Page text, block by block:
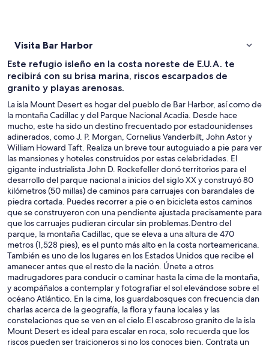
Visita Bar Harbor
Este refugio isleño en la costa noreste de E.U.A. te
recibirá con su brisa marina, riscos escarpados de
granito y playas arenosas.
La isla Mount Desert es hogar del pueblo de Bar Harbor, así como de
la montaña Cadillac y del Parque Nacional Acadia. Desde hace
mucho, este ha sido un destino frecuentado por estadounidenses
adinerados, como J. P. Morgan, Cornelius Vanderbilt, John Astor y
William Howard Taft. Realiza un breve tour autoguiado a pie para ver
las mansiones y hoteles construidos por estas celebridades. El
gigante industrialista John D. Rockefeller donó territorios para el
desarrollo del parque nacional a inicios del siglo XX y construyó 80
kilómetros (50 millas) de caminos para carruajes con barandales de
piedra cortada. Puedes recorrer a pie o en bicicleta estos caminos
que se construyeron con una pendiente ajustada precisamente para
que los carruajes pudieran circular sin problemas.Dentro del
parque, la montaña Cadillac, que se eleva a una altura de 470
metros (1,528 pies), es el punto más alto en la costa norteamericana.
También es uno de los lugares en los Estados Unidos que recibe el
amanecer antes que el resto de la nación. Únete a otros
madrugadores para conducir o caminar hasta la cima de la montaña,
y acompáñalos a contemplar y fotografiar el sol elevándose sobre el
océano Atlántico. En la cima, los guardabosques con frecuencia dan
charlas acerca de la geografía, la flora y fauna locales y las
constelaciones que se ven en el cielo.El escabroso granito de la isla
Mount Desert es ideal para escalar en roca, solo recuerda que los
riscos pueden ser traicioneros si no los conoces bien. Contrata un